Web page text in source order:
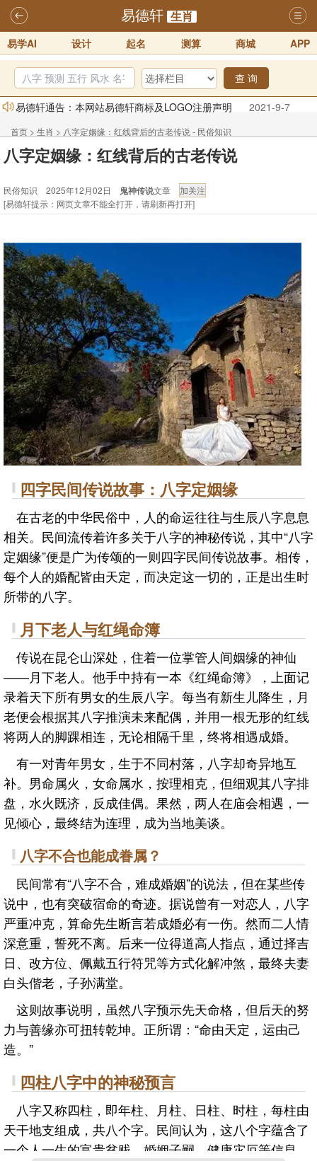
易德轩 生肖
易学AI 设计 起名 测算 商城 APP
查 询
易德轩通告：本网站易德轩商标及LOGO注册声明
2021-9-7
易德轩易学ai，ai批八字紫微命理相学，ai智能体客服系统开通，欢迎
体验！！
2025-07-01
2025-07-01
2026年化太岁锦囊属马、鼠、牛、龙、兔、狗、鸡生肖化太岁开始预
2026丙午年铁笔居士精批年运说明
易德轩首席风水大师铁笔居士简介！！
首页 > 生肖 > 八字定姻缘：红线背后的古老传说 - 民俗知识
八字定姻缘：红线背后的古老传说
民俗知识 2025年12月02日 鬼神传说文章
[易德轩提示：网页文章不能全打开，请刷新再打开]
四字民间传说故事：八字定姻缘
在古老的中华民俗中，人的命运往往与生辰八字息息
相关。民间流传着许多关于八字的神秘传说，其中“八字
定姻缘”便是广为传颂的一则四字民间传说故事。相传，
每个人的婚配皆由天定，而决定这一切的，正是出生时
所带的八字。
月下老人与红绳命簿
传说在昆仑山深处，住着一位掌管人间姻缘的神仙
——月下老人。他手中持有一本《红绳命簿》，上面记
录着天下所有男女的生辰八字。每当有新生儿降生，月
老便会根据其八字推演未来配偶，并用一根无形的红线
将两人的脚踝相连，无论相隔千里，终将相遇成婚。
有一对青年男女，生于不同村落，八字却奇异地互
补。男命属火，女命属水，按理相克，但细观其八字排
盘，水火既济，反成佳偶。果然，两人在庙会相遇，一
见倾心，最终结为连理，成为当地美谈。
八字不合也能成眷属？
民间常有“八字不合，难成婚姻”的说法，但在某些传
说中，也有突破宿命的奇迹。据说曾有一对恋人，八字
严重冲克，算命先生断言若成婚必有一伤。然而二人情
深意重，誓死不离。后来一位得道高人指点，通过择吉
日、改方位、佩戴五行符咒等方式化解冲煞，最终夫妻
白头偕老，子孙满堂。
这则故事说明，虽然八字预示先天命格，但后天的努
力与善缘亦可扭转乾坤。正所谓：“命由天定，运由己
造。”
四柱八字中的神秘预言
八字又称四柱，即年柱、月柱、日柱、时柱，每柱由
天干地支组成，共八个字。民间认为，这八个字蕴含了
一个人一生的富贵贫贱、婚姻子嗣、健康灾厄等信息。